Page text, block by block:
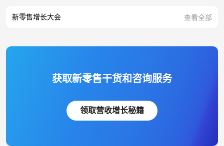
新零售增长大会 查看全部
获取新零售干货和咨询服务
领取营收增长秘籍